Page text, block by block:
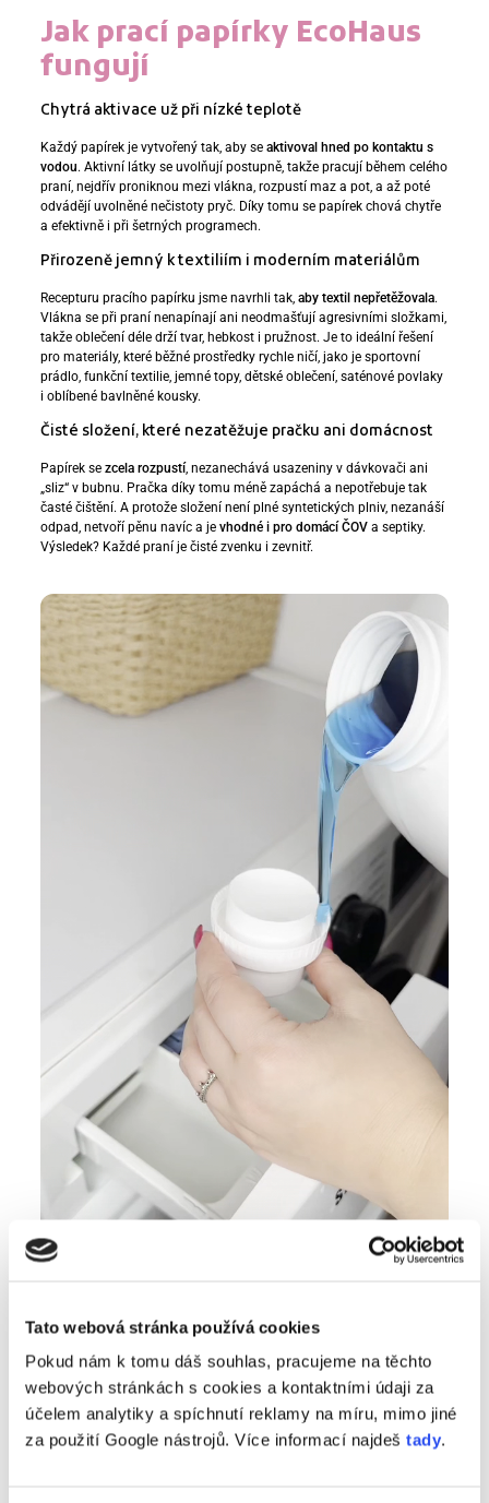
Tato webová stránka používá cookies
Pokud nám k tomu dáš souhlas, pracujeme na těchto
webových stránkách s cookies a kontaktními údaji za
účelem analytiky a spíchnutí reklamy na míru, mimo jiné
za použití Google nástrojů. Více informací najdeš tady.
Jak prací papírky EcoHaus
fungují
Chytrá aktivace už při nízké teplotě
Každý papírek je vytvořený tak, aby se aktivoval hned po kontaktu s
vodou. Aktivní látky se uvolňují postupně, takže pracují během celého
praní, nejdřív proniknou mezi vlákna, rozpustí maz a pot, a až poté
odvádějí uvolněné nečistoty pryč. Díky tomu se papírek chová chytře
a efektivně i při šetrných programech.
Přirozeně jemný k textiliím i moderním materiálům
Recepturu pracího papírku jsme navrhli tak, aby textil nepřetěžovala.
Vlákna se při praní nenapínají ani neodmašťují agresivními složkami,
takže oblečení déle drží tvar, hebkost i pružnost. Je to ideální řešení
pro materiály, které běžné prostředky rychle ničí, jako je sportovní
prádlo, funkční textilie, jemné topy, dětské oblečení, saténové povlaky
i oblíbené bavlněné kousky.
Čisté složení, které nezatěžuje pračku ani domácnost
Papírek se zcela rozpustí, nezanechává usazeniny v dávkovači ani
„sliz“ v bubnu. Pračka díky tomu méně zapáchá a nepotřebuje tak
časté čištění. A protože složení není plné syntetických plniv, nezanáší
odpad, netvoří pěnu navíc a je vhodné i pro domácí ČOVa septiky.
Výsledek? Každé praní je čisté zvenku i zevnitř.
Jak používat papírky na
praní?